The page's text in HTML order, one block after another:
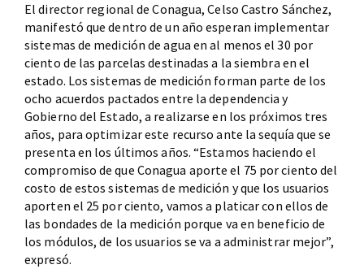
El director regional de Conagua, Celso Castro Sánchez,
manifestó que dentro de un año esperan implementar
sistemas de medición de agua en al menos el 30 por
ciento de las parcelas destinadas a la siembra en el
estado. Los sistemas de medición forman parte de los
ocho acuerdos pactados entre la dependencia y
Gobierno del Estado, a realizarse en los próximos tres
años, para optimizar este recurso ante la sequía que se
presenta en los últimos años. “Estamos haciendo el
compromiso de que Conagua aporte el 75 por ciento del
costo de estos sistemas de medición y que los usuarios
aporten el 25 por ciento, vamos a platicar con ellos de
las bondades de la medición porque va en beneficio de
los módulos, de los usuarios se va a administrar mejor”,
expresó.